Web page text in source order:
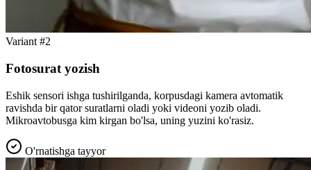
Variant #2
Fotosurat yozish
Eshik sensori ishga tushirilganda, korpusdagi kamera avtomatik
ravishda bir qator suratlarni oladi yoki videoni yozib oladi.
Mikroavtobusga kim kirgan bo'lsa, uning yuzini ko'rasiz.
O'rnatishga tayyor